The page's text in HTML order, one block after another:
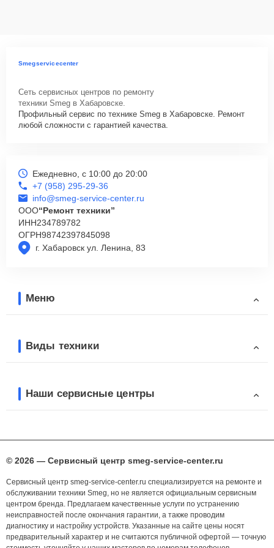
Для запуска процесса ремонта варочной панели Smeg SR804PGH
проконсультируют по всем необходимым вопросам, запишут на
диагностику, подскажут с вариантами курьерской доставки или
оформят выезд мастера в удобное время и место.
Smegservicecenter
Сеть сервисных центров по ремонту
техники Smeg в Хабаровске.
Профильный сервис по технике Smeg в Хабаровске. Ремонт
любой сложности с гарантией качества.
г. Хабаровск ул. Ленина, 83
Ежедневно, с 10:00 до 20:00
+7 (958) 295-29-36
info@smeg-service-center.ru
ООО“Ремонт техники”
ИНН234789782
ОГРН98742397845098
Меню
Виды техники
Наши сервисные центры
© 2026 — Сервисный центр smeg-service-center.ru
Сервисный центр smeg-service-center.ru специализируется на ремонте и
обслуживании техники Smeg, но не является официальным сервисным
центром бренда. Предлагаем качественные услуги по устранению
неисправностей после окончания гарантии, а также проводим
диагностику и настройку устройств. Указанные на сайте цены носят
предварительный характер и не считаются публичной офертой — точную